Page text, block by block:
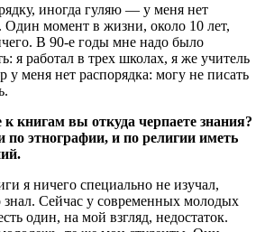
иногда гуляю — у меня нет
Один момент в жизни, около 10 лет,
В 90-е годы мне надо было
я работал в трех школах, я же учитель
у меня нет распорядка: могу не писать
книгам вы откуда черпаете знания?
по этнографии, и по религии иметь
я ничего специально не изучал,
знал. Сейчас у современных молодых
один, на мой взгляд, недостаток.